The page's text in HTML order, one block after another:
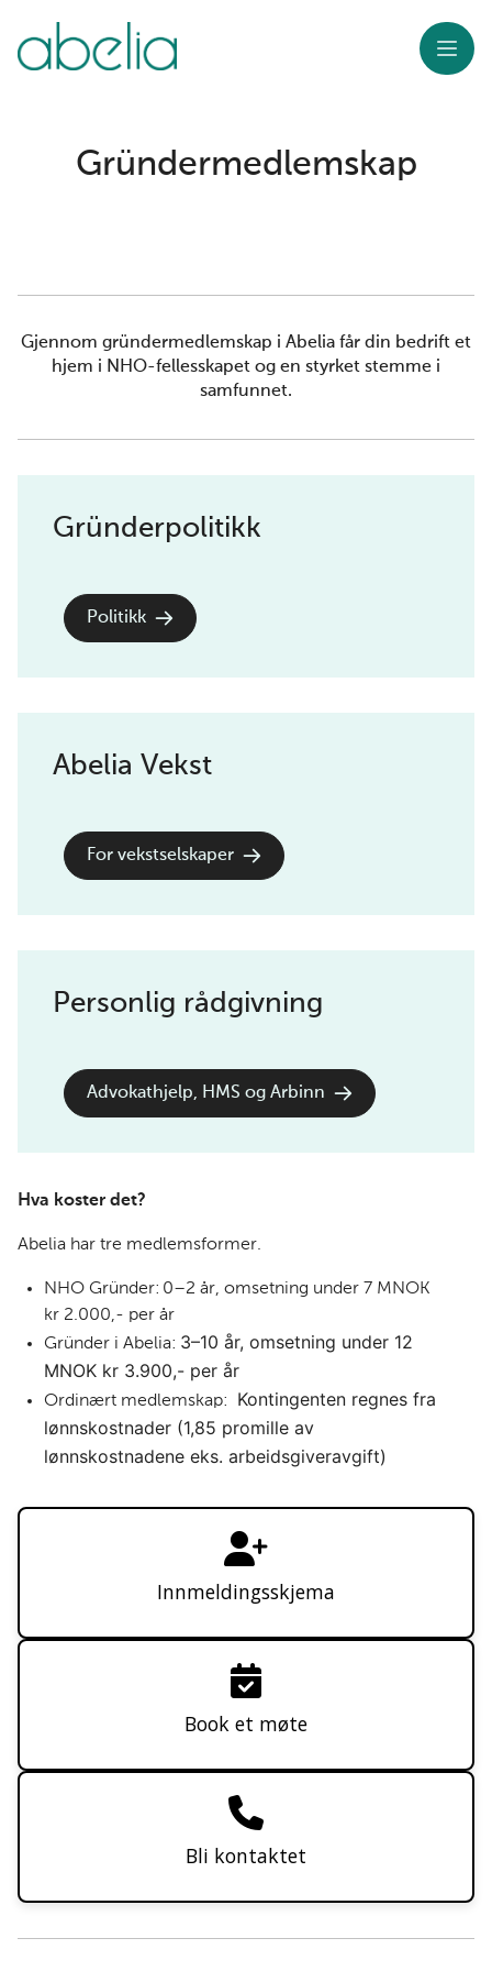
Meny
Gründermedlemskap
Gjennom gründermedlemskap i Abelia får din bedrift et
hjem i NHO-fellesskapet og en styrket stemme i
samfunnet.
Gründerpolitikk
Politikk
Abelia Vekst
For vekstselskaper
Personlig rådgivning
Advokathjelp, HMS og Arbinn
Hva koster det?
Abelia har tre medlemsformer.
NHO Gründer: 0–2 år, omsetning under 7 MNOK
kr 2.000,- per år
Gründer i Abelia: 3–10 år, omsetning under 12
MNOK kr 3.900,- per år
Ordinært medlemskap:
Kontingenten regnes fra
lønnskostnader (1,85 promille av
lønnskostnadene eks. arbeidsgiveravgift)
Innmeldingsskjema
Book et møte
Bli kontaktet